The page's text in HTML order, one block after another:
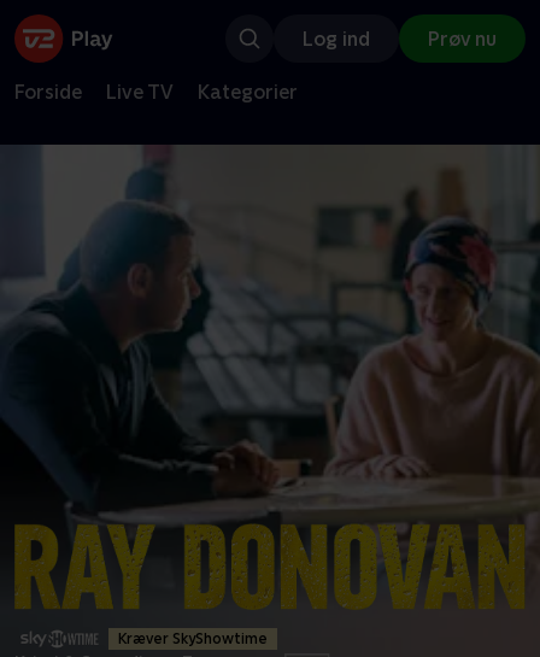
Log ind Prøv nu
Forside Live TV Kategorier
Kræver SkyShowtime